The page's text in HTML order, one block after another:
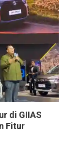
di GIIAS
Fitur